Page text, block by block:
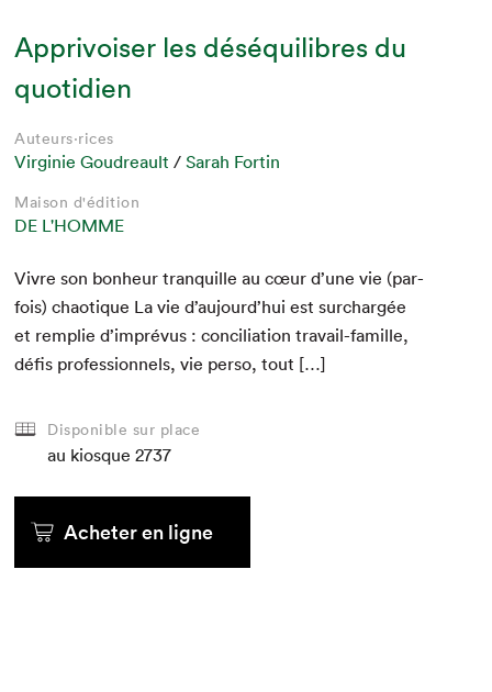
Apprivoiser les déséquilibres du
quotidien
Auteurs·rices
Virginie Goudreault /Sarah Fortin
Maison d'édition
DE L'HOMME
Vivre son bon­heur tran­quille au cœur d’une vie (par­
fois) chao­tique La vie d’aujourd’hui est sur­chargée
et rem­plie d’imprévus : con­cil­i­a­tion tra­vail-famille,
défis pro­fes­sion­nels, vie per­so, tout […]
Disponible sur place
au kiosque 2737
Acheter en ligne